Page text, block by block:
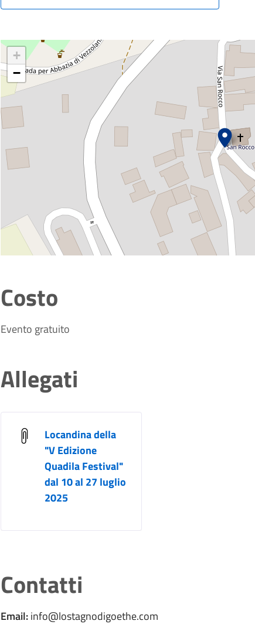
+
−
Costo
Evento gratuito
Allegati
Locandina della
"V Edizione
Quadila Festival"
dal 10 al 27 luglio
2025
Contatti
Email:info@lostagnodigoethe.com